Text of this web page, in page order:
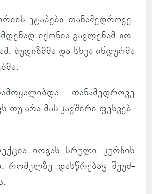
ეტა­პები თა­ნა­მედ­რო­ვე­
იქო­ნია გავ­ლე­ნამ იო­
ბუ­დიზ­მმა და სხვა ინ­დურმა
თა­ნა­მედ­როვე
თუ არა მას კავ­შირი ფეს­ვებ­
იოგას სრული კურ­სის
რო­მელზე დას­წრე­ბაც შე­უძ­